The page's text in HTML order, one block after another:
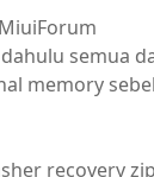
semua
memory
recovery